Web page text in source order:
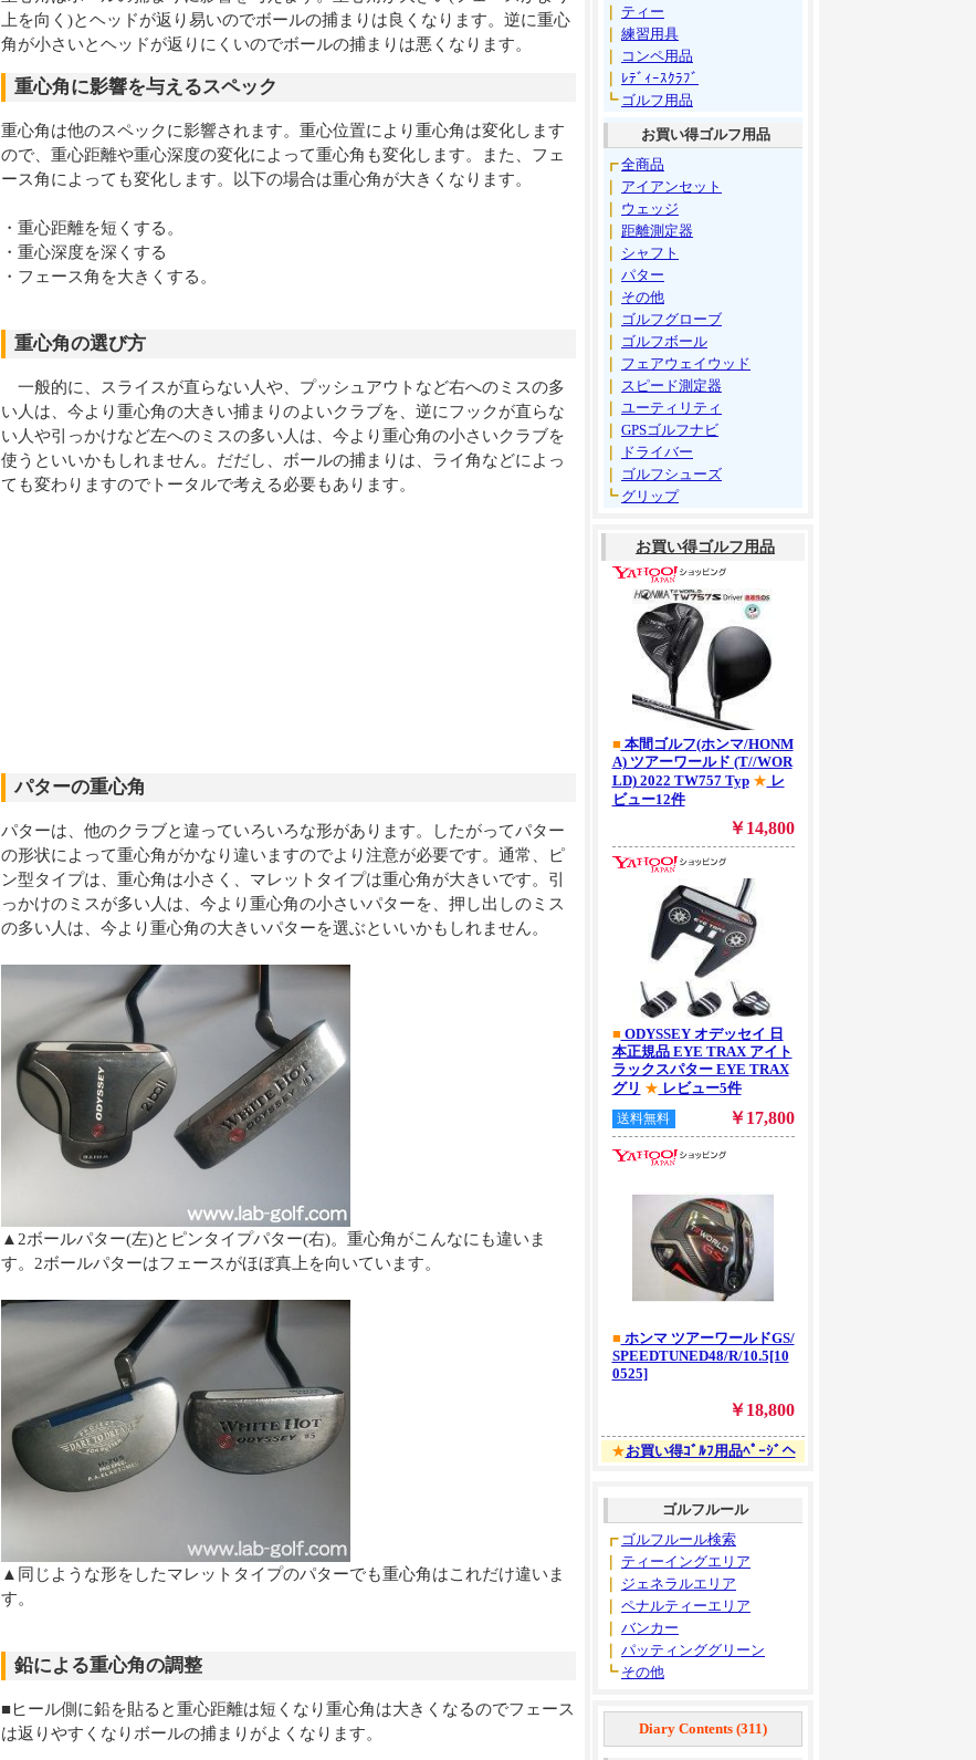
上を向く)とヘッドが返り易いのでボールの捕まりは良くなります。逆に重心
角が小さいとヘッドが返りにくいのでボールの捕まりは悪くなります。
重心角に影響を与えるスペック
重心角は他のスペックに影響されます。重心位置により重心角は変化します
ので、重心距離や重心深度の変化によって重心角も変化します。また、フェ
ース角によっても変化します。以下の場合は重心角が大きくなります。
・重心距離を短くする。
・重心深度を深くする
・フェース角を大きくする。
重心角の選び方
一般的に、スライスが直らない人や、プッシュアウトなど右へのミスの多
い人は、今より重心角の大きい捕まりのよいクラブを、逆にフックが直らな
い人や引っかけなど左へのミスの多い人は、今より重心角の小さいクラブを
使うといいかもしれません。だだし、ボールの捕まりは、ライ角などによっ
ても変わりますのでトータルで考える必要もあります。
パターの重心角
パターは、他のクラブと違っていろいろな形があります。したがってパター
の形状によって重心角がかなり違いますのでより注意が必要です。通常、ピ
ン型タイプは、重心角は小さく、マレットタイプは重心角が大きいです。引
っかけのミスが多い人は、今より重心角の小さいパターを、押し出しのミス
の多い人は、今より重心角の大きいパターを選ぶといいかもしれません。
▲2ボールパター(左)とピンタイプパター(右)。重心角がこんなにも違いま
す。2ボールパターはフェースがほぼ真上を向いています。
▲同じような形をしたマレットタイプのパターでも重心角はこれだけ違いま
す。
鉛による重心角の調整
■ヒール側に鉛を貼ると重心距離は短くなり重心角は大きくなるのでフェース
は返りやすくなりボールの捕まりがよくなります。
ティー
練習用具
コンペ用品
ﾚﾃﾞｨｰｽｸﾗﾌﾞ
┗ ゴルフ用品
お買い得ゴルフ用品
┏全商品
アイアンセット
ウェッジ
距離測定器
シャフト
パター
その他
ゴルフグローブ
ゴルフボール
フェアウェイウッド
スピード測定器
ユーティリティ
GPSゴルフナビ
ドライバー
ゴルフシューズ
┗ グリップ
ゴルフルール
┏ ゴルフルール検索
ティーイングエリア
ジェネラルエリア
ペナルティーエリア
バンカー
パッティンググリーン
┗ その他
Diary Contents (311)